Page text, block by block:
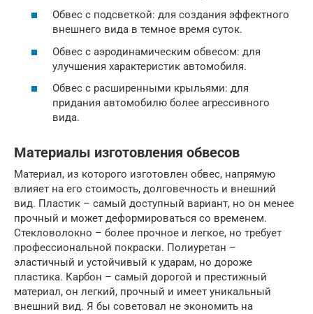
Обвес с подсветкой: для создания эффектного
внешнего вида в темное время суток.
Обвес с аэродинамическим обвесом: для
улучшения характеристик автомобиля.
Обвес с расширенными крыльями: для
придания автомобилю более агрессивного
вида.
Материалы изготовления обвесов
Материал, из которого изготовлен обвес, напрямую
влияет на его стоимость, долговечность и внешний
вид. Пластик – самый доступный вариант, но он менее
прочный и может деформироваться со временем.
Стекловолокно – более прочное и легкое, но требует
профессиональной покраски. Полиуретан –
эластичный и устойчивый к ударам, но дороже
пластика. Карбон – самый дорогой и престижный
материал, он легкий, прочный и имеет уникальный
внешний вид. Я бы советовал не экономить на